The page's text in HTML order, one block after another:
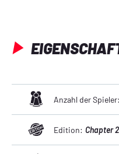
Anzahl der
Edition: Chapter